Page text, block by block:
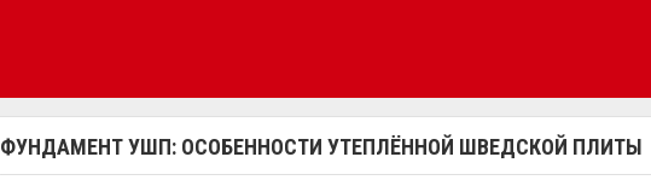
ФУНДАМЕНТ УШП: ОСОБЕННОСТИ УТЕПЛЁННОЙ ШВЕДСКОЙ ПЛИТЫ